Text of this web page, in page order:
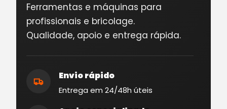
Ferramentas e máquinas para
profissionais e bricolage.
Qualidade, apoio e entrega rápida.
Envio rápido
Entrega em 24/48h úteis